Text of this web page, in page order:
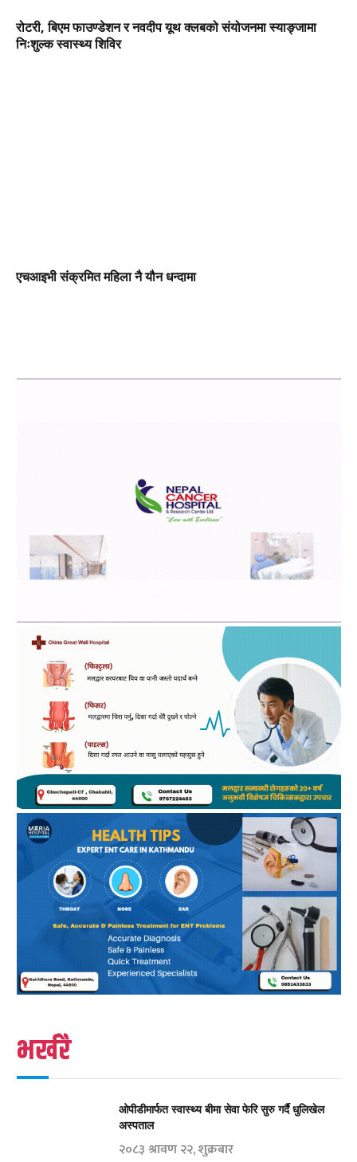
रोटरी, बिएम फाउण्डेशन र नवदीप यूथ क्लबको संयोजनमा स्याङ्जामा
निःशुल्क स्वास्थ्य शिविर
एचआइभी संक्रमित महिला नै यौन धन्दामा
भर्खरै
ओपीडीमार्फत स्वास्थ्य बीमा सेवा फेरि सुरु गर्दै धुलिखेल
अस्पताल
२०८३ श्रावण २२, शुक्रबार